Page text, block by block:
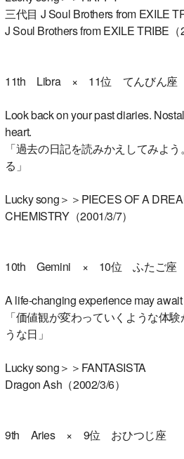
三代目 J Soul Brothers from EXILE
J Soul Brothers from EXILE TRIBE（
11th Libra × 11位 てんびん座
Look back on your past diaries.
heart.
「過去の日記を読みかえしてみよ
る」
Lucky song＞＞PIECES OF A
CHEMISTRY（2001/3/7）
10th Gemini × 10位 ふたご座
A life-changing experience may
「価値観が変わっていくような体
うな日」
Lucky song＞＞FANTASISTA
Dragon Ash（2002/3/6）
9th Aries × 9位 おひつじ座